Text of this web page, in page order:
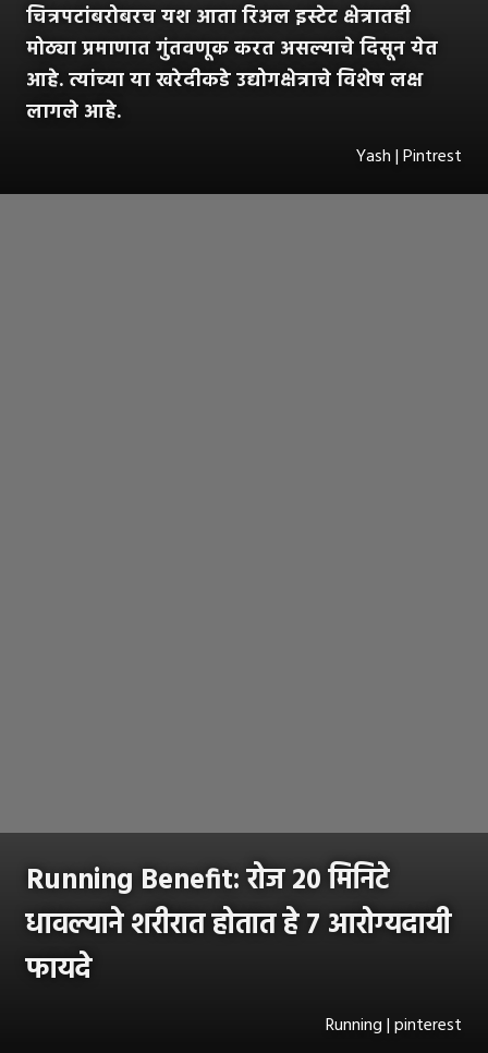
चित्रपटांबरोबरच यश आता रिअल इस्टेट क्षेत्रातही
मोठ्या प्रमाणात गुंतवणूक करत असल्याचे दिसून येत
आहे. त्यांच्या या खरेदीकडे उद्योगक्षेत्राचे विशेष लक्ष
लागले आहे.
Yash | Pintrest
Running Benefit: रोज 20 मिनिटे
धावल्याने शरीरात होतात हे 7 आरोग्यदायी
फायदे
Running | pinterest